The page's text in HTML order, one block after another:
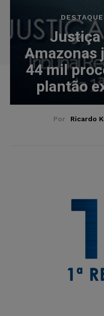
Justiça
Amazonas
44 mil
plantão
Por Ricardo